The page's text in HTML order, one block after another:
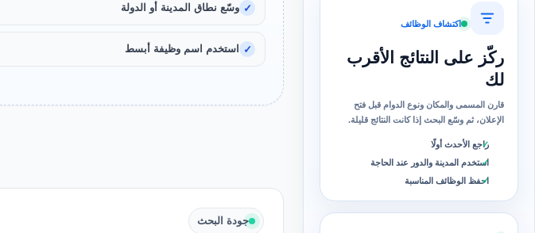
اكتشاف الوظائف
ركّز على النتائج الأقرب
لك
قارن المسمى والمكان ونوع الدوام قبل فتح
الإعلان، ثم وسّع البحث إذا كانت النتائج قليلة.
راجع الأحدث أولًا
استخدم المدينة والدور عند الحاجة
احفظ الوظائف المناسبة
وسّع نطاق المدينة أو الدولة
استخدم اسم وظيفة أبسط
جودة البحث